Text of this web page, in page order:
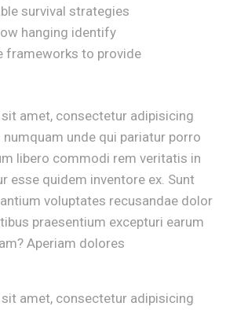
survival strategies
hanging identify
frameworks to provide
amet, consectetur adipisicing
unde qui pariatur porro
libero commodi rem veritatis in
esse quidem inventore ex. Sunt
voluptates recusandae dolor
praesentium excepturi earum
Aperiam dolores
amet, consectetur adipisicing